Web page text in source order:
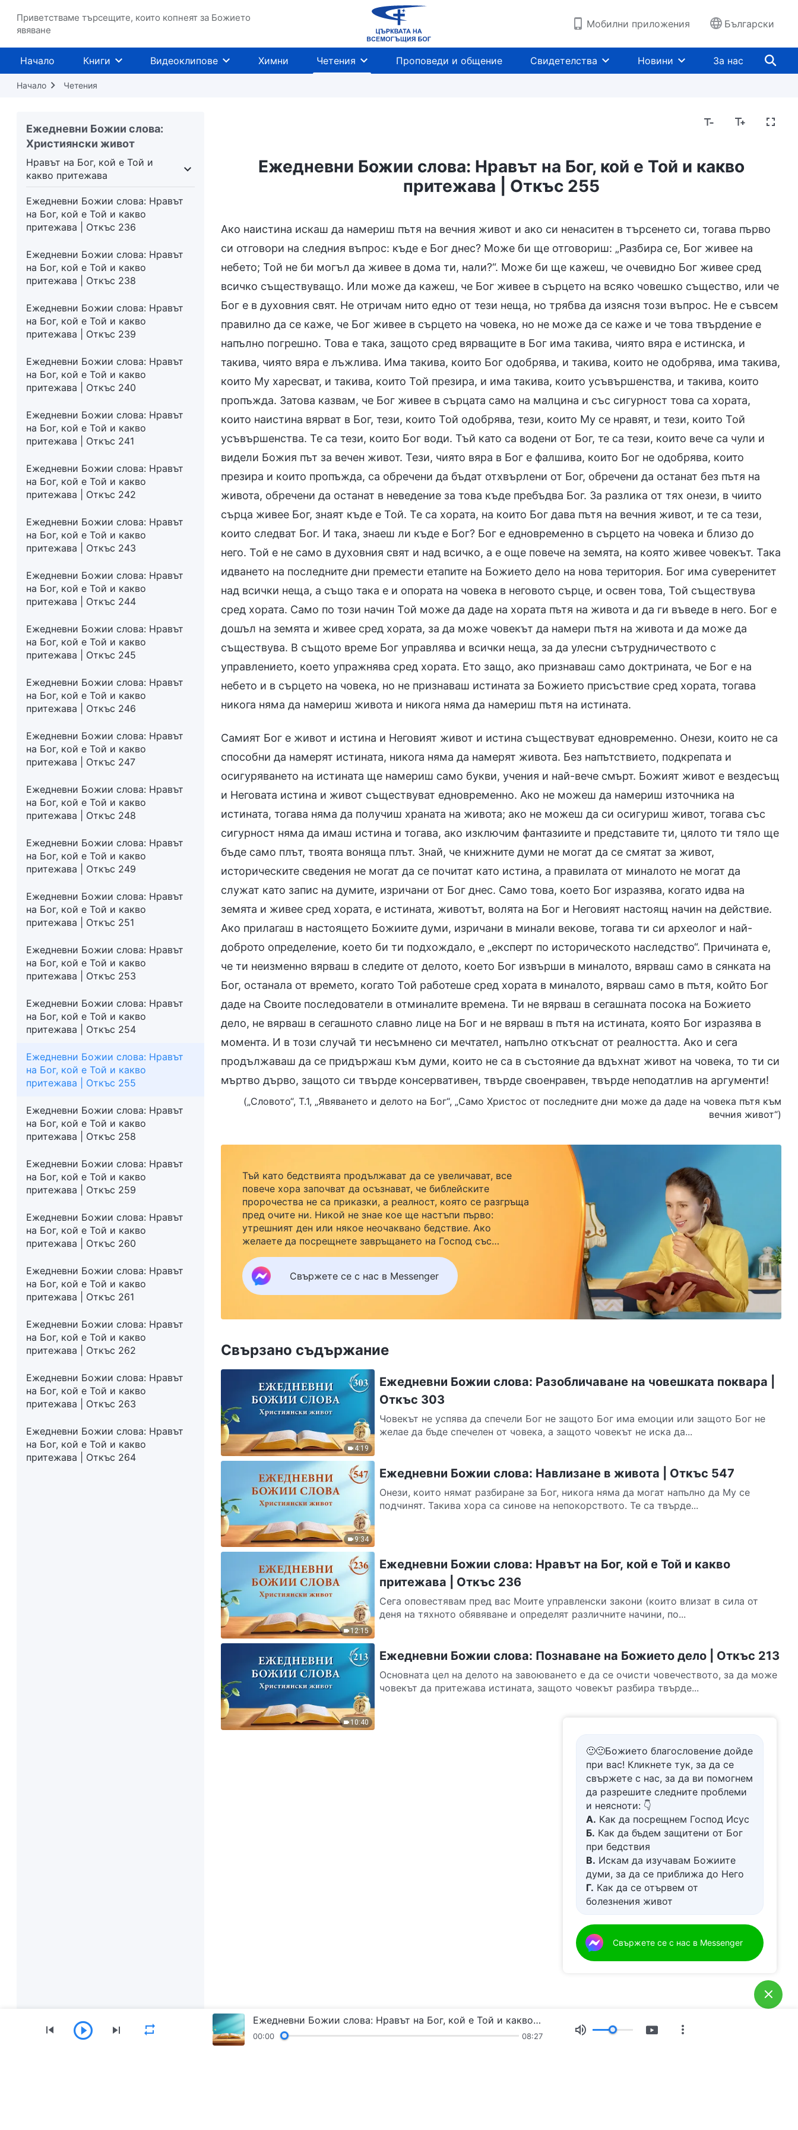
Приветстваме търсещите, които копнеят за Божието
явяване
Мобилни приложения Български
Начало Книги Видеоклипове Химни Четения Проповеди и общение Свидетелства Новини За нас
Начало Четения
Ежедневни Божии слова:
Християнски живот
Нравът на Бог, кой е Той и
какво притежава
дело Нравът на Бог, кой е Той и какво притежава Загадки за Библията Разобличаване на религиозни представи
Ежедневни Божии слова: Нравът
на Бог, кой е Той и какво
притежава | Откъс 236
Ежедневни Божии слова: Нравът
на Бог, кой е Той и какво
притежава | Откъс 238
Ежедневни Божии слова: Нравът
на Бог, кой е Той и какво
притежава | Откъс 239
Ежедневни Божии слова: Нравът
на Бог, кой е Той и какво
притежава | Откъс 240
Ежедневни Божии слова: Нравът
на Бог, кой е Той и какво
притежава | Откъс 241
Ежедневни Божии слова: Нравът
на Бог, кой е Той и какво
притежава | Откъс 242
Ежедневни Божии слова: Нравът
на Бог, кой е Той и какво
притежава | Откъс 243
Ежедневни Божии слова: Нравът
на Бог, кой е Той и какво
притежава | Откъс 244
Ежедневни Божии слова: Нравът
на Бог, кой е Той и какво
притежава | Откъс 245
Ежедневни Божии слова: Нравът
на Бог, кой е Той и какво
притежава | Откъс 246
Ежедневни Божии слова: Нравът
на Бог, кой е Той и какво
притежава | Откъс 247
Ежедневни Божии слова: Нравът
на Бог, кой е Той и какво
притежава | Откъс 248
Ежедневни Божии слова: Нравът
на Бог, кой е Той и какво
притежава | Откъс 249
Ежедневни Божии слова: Нравът
на Бог, кой е Той и какво
притежава | Откъс 251
Ежедневни Божии слова: Нравът
на Бог, кой е Той и какво
притежава | Откъс 253
Ежедневни Божии слова: Нравът
на Бог, кой е Той и какво
притежава | Откъс 254
Ежедневни Божии слова: Нравът
на Бог, кой е Той и какво
притежава | Откъс 255
Ежедневни Божии слова: Нравът
на Бог, кой е Той и какво
притежава | Откъс 258
Ежедневни Божии слова: Нравът
на Бог, кой е Той и какво
притежава | Откъс 259
Ежедневни Божии слова: Нравът
на Бог, кой е Той и какво
притежава | Откъс 260
Ежедневни Божии слова: Нравът
на Бог, кой е Той и какво
притежава | Откъс 261
Ежедневни Божии слова: Нравът
на Бог, кой е Той и какво
притежава | Откъс 262
Ежедневни Божии слова: Нравът
на Бог, кой е Той и какво
притежава | Откъс 263
Ежедневни Божии слова: Нравът
на Бог, кой е Той и какво
притежава | Откъс 264
Ежедневни Божии слова: Нравът на Бог, кой е Той и какво
притежава | Откъс 255
Ако наистина искаш да намериш пътя на вечния живот и ако си ненаситен в търсенето си, тогава първо
си отговори на следния въпрос: къде е Бог днес? Може би ще отговориш: „Разбира се, Бог живее на
небето; Той не би могъл да живее в дома ти, нали?“. Може би ще кажеш, че очевидно Бог живее сред
всичко съществуващо. Или може да кажеш, че Бог живее в сърцето на всяко човешко същество, или че
Бог е в духовния свят. Не отричам нито едно от тези неща, но трябва да изясня този въпрос. Не е съвсем
правилно да се каже, че Бог живее в сърцето на човека, но не може да се каже и че това твърдение е
напълно погрешно. Това е така, защото сред вярващите в Бог има такива, чиято вяра е истинска, и
такива, чиято вяра е лъжлива. Има такива, които Бог одобрява, и такива, които не одобрява, има такива,
които Му харесват, и такива, които Той презира, и има такива, които усъвършенства, и такива, които
пропъжда. Затова казвам, че Бог живее в сърцата само на малцина и със сигурност това са хората,
които наистина вярват в Бог, тези, които Той одобрява, тези, които Му се нравят, и тези, които Той
усъвършенства. Те са тези, които Бог води. Тъй като са водени от Бог, те са тези, които вече са чули и
видели Божия път за вечен живот. Тези, чиято вяра в Бог е фалшива, които Бог не одобрява, които
презира и които пропъжда, са обречени да бъдат отхвърлени от Бог, обречени да останат без пътя на
живота, обречени да останат в неведение за това къде пребъдва Бог. За разлика от тях онези, в чиито
сърца живее Бог, знаят къде е Той. Те са хората, на които Бог дава пътя на вечния живот, и те са тези,
които следват Бог. И така, знаеш ли къде е Бог? Бог е едновременно в сърцето на човека и близо до
него. Той е не само в духовния свят и над всичко, а е още повече на земята, на която живее човекът. Така
идването на последните дни премести етапите на Божието дело на нова територия. Бог има суверенитет
над всички неща, а също така е и опората на човека в неговото сърце, и освен това, Той съществува
сред хората. Само по този начин Той може да даде на хората пътя на живота и да ги въведе в него. Бог е
дошъл на земята и живее сред хората, за да може човекът да намери пътя на живота и да може да
съществува. В същото време Бог управлява и всички неща, за да улесни сътрудничеството с
управлението, което упражнява сред хората. Ето защо, ако признаваш само доктрината, че Бог е на
небето и в сърцето на човека, но не признаваш истината за Божието присъствие сред хората, тогава
никога няма да намериш живота и никога няма да намериш пътя на истината.
Самият Бог е живот и истина и Неговият живот и истина съществуват едновременно. Онези, които не са
способни да намерят истината, никога няма да намерят живота. Без напътствието, подкрепата и
осигуряването на истината ще намериш само букви, учения и най-вече смърт. Божият живот е вездесъщ
и Неговата истина и живот съществуват едновременно. Ако не можеш да намериш източника на
истината, тогава няма да получиш храната на живота; ако не можеш да си осигуриш живот, тогава със
сигурност няма да имаш истина и тогава, ако изключим фантазиите и представите ти, цялото ти тяло ще
бъде само плът, твоята воняща плът. Знай, че книжните думи не могат да се смятат за живот,
историческите сведения не могат да се почитат като истина, а правилата от миналото не могат да
служат като запис на думите, изричани от Бог днес. Само това, което Бог изразява, когато идва на
земята и живее сред хората, е истината, животът, волята на Бог и Неговият настоящ начин на действие.
Ако прилагаш в настоящето Божиите думи, изричани в минали векове, тогава ти си археолог и най-
доброто определение, което би ти подхождало, е „експерт по историческото наследство“. Причината е,
че ти неизменно вярваш в следите от делото, което Бог извърши в миналото, вярваш само в сянката на
Бог, останала от времето, когато Той работеше сред хората в миналото, вярваш само в пътя, който Бог
даде на Своите последователи в отминалите времена. Ти не вярваш в сегашната посока на Божието
дело, не вярваш в сегашното славно лице на Бог и не вярваш в пътя на истината, която Бог изразява в
момента. И в този случай ти несъмнено си мечтател, напълно откъснат от реалността. Ако и сега
продължаваш да се придържаш към думи, които не са в състояние да вдъхнат живот на човека, то ти си
мъртво дърво, защото си твърде консервативен, твърде своенравен, твърде неподатлив на аргументи!
(„Словото“, Т.1, „Явяването и делото на Бог“, „Само Христос от последните дни може да даде на човека пътя към
вечния живот“)
Тъй като бедствията продължават да се увеличават, все
повече хора започват да осъзнават, че библейските
пророчества не са приказки, а реалност, която се разгръща
пред очите ни. Никой не знае кое ще настъпи първо:
утрешният ден или някое неочаквано бедствие. Ако
желаете да посрещнете завръщането на Господ със
семейството си и да намерите безопасност под Божията
закрила, кликнете върху Messenger, за да се присъедините
към нашата група за изучаване. Не чакайте до утре.
Свържете се с нас в Messenger
Свързано съдържание
4:19
Ежедневни Божии слова: Разобличаване на човешката поквара |
Откъс 303
Човекът не успява да спечели Бог не защото Бог има емоции или защото Бог не
желае да бъде спечелен от човека, а защото човекът не иска да...
9:34
Ежедневни Божии слова: Навлизане в живота | Откъс 547
Онези, които нямат разбиране за Бог, никога няма да могат напълно да Му се
подчинят. Такива хора са синове на непокорството. Те са твърде...
12:15
Ежедневни Божии слова: Нравът на Бог, кой е Той и какво
притежава | Откъс 236
Сега оповестявам пред вас Моите управленски закони (които влизат в сила от
деня на тяхното обявяване и определят различните начини, по...
10:40
Ежедневни Божии слова: Познаване на Божието дело | Откъс 213
Основната цел на делото на завоюването е да се очисти човечеството, за да може
човекът да притежава истината, защото човекът разбира твърде...
🙂🙂Божието благословение дойде
при вас! Кликнете тук, за да се
свържете с нас, за да ви помогнем
да разрешите следните проблеми
и неясноти: 👇
А. Как да посрещнем Господ Исус
Б. Как да бъдем защитени от Бог
при бедствия
В. Искам да изучавам Божиите
думи, за да се приближа до Него
Г. Как да се отървем от
болезнения живот
Свържете се с нас в Messenger
Ежедневни Божии слова: Нравът на Бог, кой е Той и какво притежава | Откъс 255
00:00 08:27